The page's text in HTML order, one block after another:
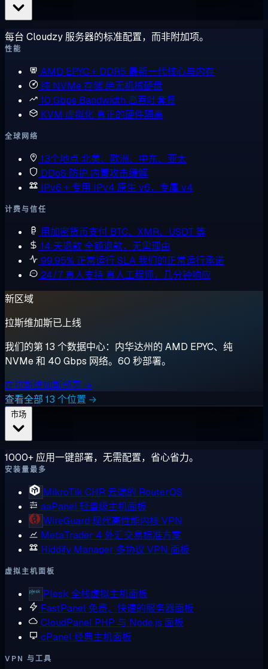
每台 Cloudzy 服务器的标准配置，而非附加项。
性能
AMD EPYC + DDR5 最新一代核心与内存
纯 NVMe 存储绝无机械硬盘
10 Gbps Bandwidth 高吞吐套餐
KVM 虚拟化 真正的硬件隔离
全球网络
13个地点 北美、欧洲、中东、亚太
DDoS 防护 内置攻击缓解
IPv6 + 专用 IPv4 原生 v6，专属 v4
计费与信任
用加密货币支付 BTC、XMR、USDT 等
14 天退款全额退款，无需理由
99.95% 正常运行 SLA我们的正常运行承诺
24/7 真人支持 真人工程师，几分钟响应
新区域
拉斯维加斯已上线
我们的第 13 个数据中心：内华达州的 AMD EPYC、纯
NVMe 和 40 Gbps 网络。60 秒部署。
在拉斯维加斯部署 →
查看全部 13 个位置 →
1000+ 应用一键部署，无需配置，省心省力。
安装量最多
MikroTik CHR 云端的 RouterOS
aaPanel轻量级主机面板
WireGuard 现代高性能内核 VPN
MetaTrader 4 外汇交易标准方案
Hiddify Manager 多协议 VPN 面板
虚拟主机面板
Plesk 全栈虚拟主机面板
FastPanel 免费、快速的服务器面板
CloudPanel PHP 与 Node.js 面板
cPanel经典主机面板
VPN 与工具